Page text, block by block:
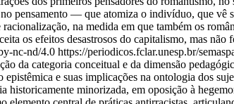
pensamento — que atomiza o indivíduo, que vê
na medida em que também os
os efeitos desastrosos do capitalismo, mas
nc-nd/4.0 https://periodicos.fclar.unesp.br/
da categoria conceitual e da dimensão
e suas implicações na ontologia dos
minorizada, em oposição à